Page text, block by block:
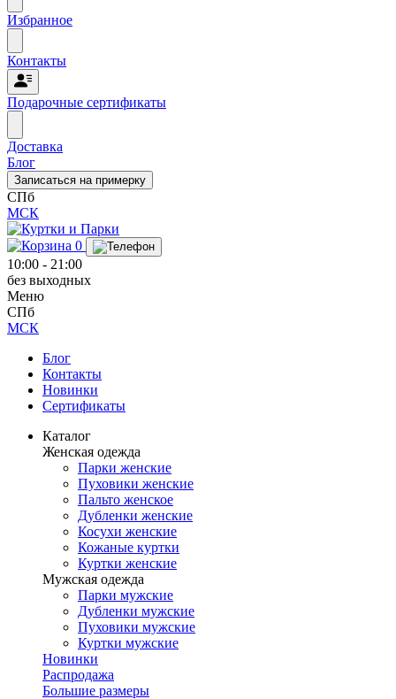
Избранное
Контакты
Подарочные сертификаты
Доставка
Блог
Записаться на примерку
СПб
МСК
0
10:00 - 21:00
без выходных
Меню
СПб
МСК
Блог
Контакты
Новинки
Сертификаты
Каталог
Женская одежда
Парки женские
Пуховики женские
Пальто женское
Дубленки женские
Косухи женские
Кожаные куртки
Куртки женские
Мужская одежда
Парки мужские
Дубленки мужские
Пуховики мужские
Куртки мужские
Новинки
Распродажа
Большие размеры